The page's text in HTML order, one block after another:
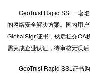
GeoTrust Rapid SSL一著名
的网络安全解决方案。国内用
GlobalSign证书，然后提交CA
需完成企业认证，待审核无误后
GeoTrust Rapid SSL证书购